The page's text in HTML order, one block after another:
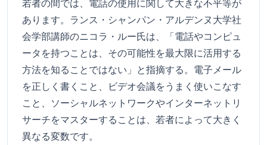
若者の間では、電話の使用に関して大きな不平等が
あります。ランス・シャンパン・アルデンヌ大学社
会学部講師のニコラ・ルー氏は、「電話やコンピュ
ータを持つことは、その可能性を最大限に活用する
方法を知ることではない」と指摘する。電子メール
を正しく書くこと、ビデオ会議をうまく使いこなす
こと、ソーシャルネットワークやインターネットリ
サーチをマスターすることは、若者によって大きく
異なる変数です。